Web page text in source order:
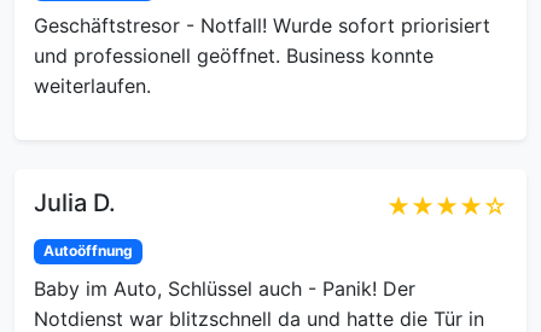
Geschäftstresor - Notfall! Wurde sofort priorisiert
und professionell geöffnet. Business konnte
weiterlaufen.
Julia D. ★★★★☆
Autoöffnung
Baby im Auto, Schlüssel auch - Panik! Der
Notdienst war blitzschnell da und hatte die Tür in